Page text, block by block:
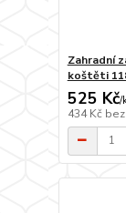
Zahradní
koštěti
525 Kč/
434 Kč